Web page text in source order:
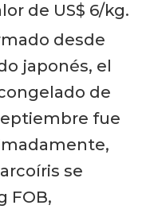
de US$ 6/kg.
desde
japonés, el
de
fue
se
FOB,